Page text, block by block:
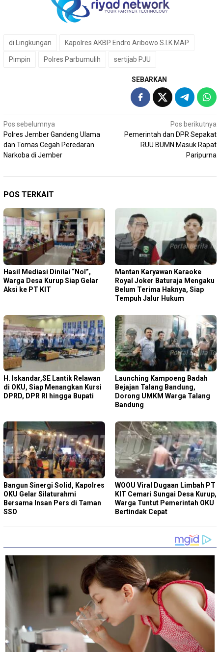
di Lingkungan Kapolres AKBP Endro Aribowo S.I.K MAP
Pimpin Polres Parbumulih sertijab PJU
SEBARKAN
Navigasi
pos
Pos sebelumnya
Polres Jember Gandeng Ulama
dan Tomas Cegah Peredaran
Narkoba di Jember
Pos berikutnya
Pemerintah dan DPR Sepakat
RUU BUMN Masuk Rapat
Paripurna
POS TERKAIT
Hasil Mediasi Dinilai “Nol”,
Warga Desa Kurup Siap Gelar
Aksi ke PT KIT
Mantan Karyawan Karaoke
Royal Joker Baturaja Mengaku
Belum Terima Haknya, Siap
Tempuh Jalur Hukum
H. Iskandar,SE Lantik Relawan
di OKU, Siap Menangkan Kursi
DPRD, DPR RI hingga Bupati
Launching Kampoeng Badah
Bejajan Talang Bandung,
Dorong UMKM Warga Talang
Bandung
Bangun Sinergi Solid, Kapolres
OKU Gelar Silaturahmi
Bersama Insan Pers di Taman
SSO
WOOU Viral Dugaan Limbah PT
KIT Cemari Sungai Desa Kurup,
Warga Tuntut Pemerintah OKU
Bertindak Cepat